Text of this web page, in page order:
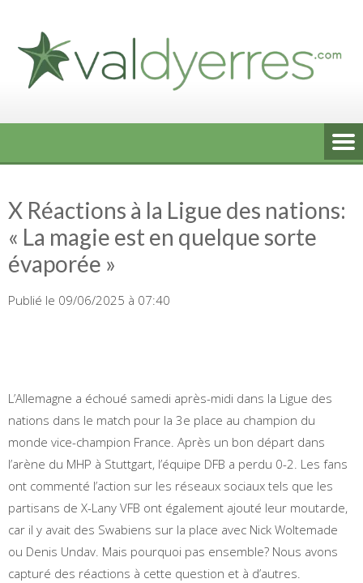
content
X Réactions à la Ligue des nations:
« La magie est en quelque sorte
évaporée »
Publié le 09/06/2025 à 07:40
L’Allemagne a échoué samedi après-midi dans la Ligue des
nations dans le match pour la 3e place au champion du
monde vice-champion France. Après un bon départ dans
l’arène du MHP à Stuttgart, l’équipe DFB a perdu 0-2. Les fans
ont commenté l’action sur les réseaux sociaux tels que les
partisans de X-Lany VFB ont également ajouté leur moutarde,
car il y avait des Swabiens sur la place avec Nick Woltemade
ou Denis Undav. Mais pourquoi pas ensemble? Nous avons
capturé des réactions à cette question et à d’autres.